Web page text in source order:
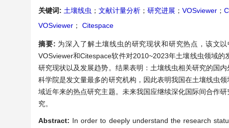
关键词: 土壤线虫 ； 文献计量分析 ； 研究进展 ； VOSviewer ；
VOSviewer ； Citespace
摘要: 为深入了解土壤线虫的研究现状和研究热点，该文
VOSviewer和Citespace软件对2010~2023年土壤线虫领域
研究现状以及发展趋势。结果表明：土壤线虫相关研究的国
科学院是发文量最多的研究机构，因此表明我国在土壤线虫
域近年来的热点研究主题。未来我国应继续深化国际间合作
究。
Abstract: In order to deeply understand the research